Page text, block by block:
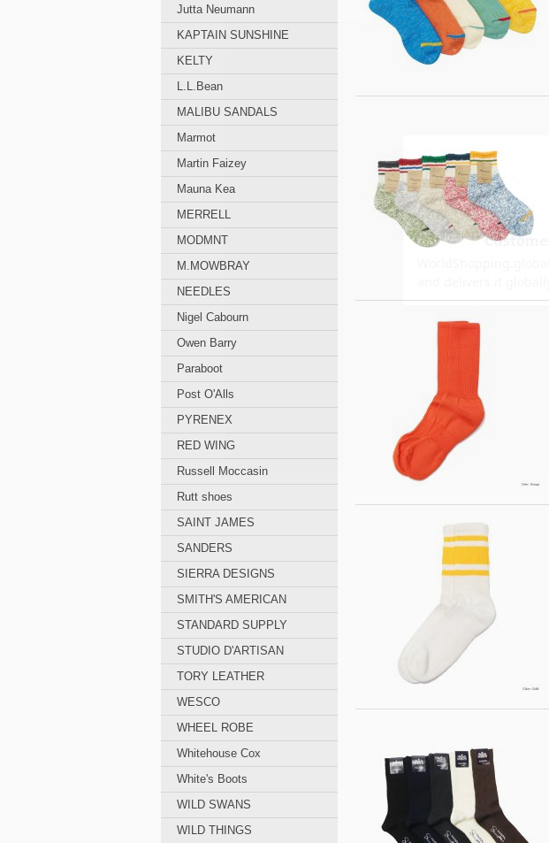
Jutta Neumann
KAPTAIN SUNSHINE
KELTY
L.L.Bean
MALIBU SANDALS
Marmot
Martin Faizey
Mauna Kea
MERRELL
MODMNT
M.MOWBRAY
NEEDLES
Nigel Cabourn
Owen Barry
Paraboot
Post O'Alls
PYRENEX
RED WING
Russell Moccasin
Rutt shoes
SAINT JAMES
SANDERS
SIERRA DESIGNS
SMITH'S AMERICAN
STANDARD SUPPLY
STUDIO D'ARTISAN
TORY LEATHER
WESCO
WHEEL ROBE
Whitehouse Cox
White's Boots
WILD SWANS
WILD THINGS